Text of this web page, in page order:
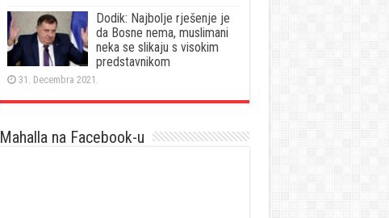
Dodik: Najbolje rješenje je
da Bosne nema, muslimani
neka se slikaju s visokim
predstavnikom
31. Decembra 2021.
Mahalla na Facebook-u